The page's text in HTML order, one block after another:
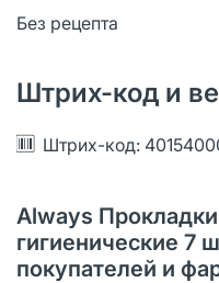
Без рецепта
Штрих-код и
Штрих-код:
Always
гигиенические 7
покупателей и